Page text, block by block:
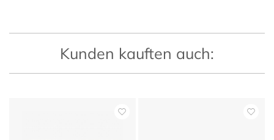
Kunden kauften auch: